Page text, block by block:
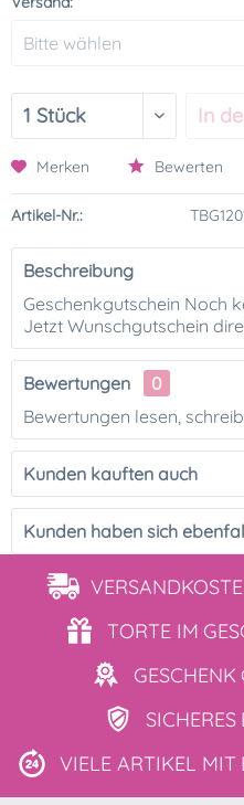
In
Merken Bewerten
Artikel-Nr.:
Beschreibung
Geschenkgutschein Noch
Jetzt Wunschgutschein
Bewertungen
0
Bewertungen lesen,
Kunden kauften auch
Kunden haben sich
TORTE IM
GESCHENK
SICHERES
VIELE ARTIKEL MIT